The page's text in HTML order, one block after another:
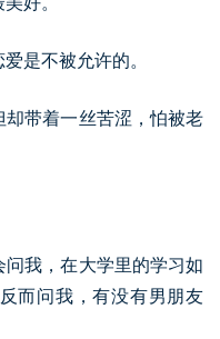
是不被允许的。
带着一丝苦涩，怕被老
我，在大学里的学习如
而问我，有没有男朋友